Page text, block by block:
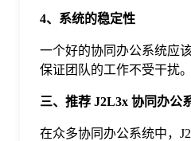
4、系统的稳定性
一个好的协同办公系统应
保证团队的工作不受干扰。
三、推荐 J2L3x 协同办公
在众多协同办公系统中，